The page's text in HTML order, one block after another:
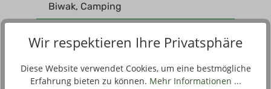
Biwak, Camping
Filter
Wir respektieren Ihre Privatsphäre
Diese Website verwendet Cookies, um eine bestmögliche
Erfahrung bieten zu können. Mehr Informationen ...